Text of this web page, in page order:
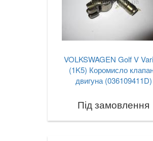
VOLKSWAGEN Golf V
(1K5) Коромисло
двигуна (036109411D)
Під замовлення